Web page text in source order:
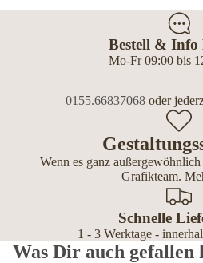
Bestell & Info
Mo-Fr 09:00 bis
0155.66837068oder
Wenn es ganz
Grafikteam.
Schnelle
1 - 3 Werktage -
Was Dir auch gefallen